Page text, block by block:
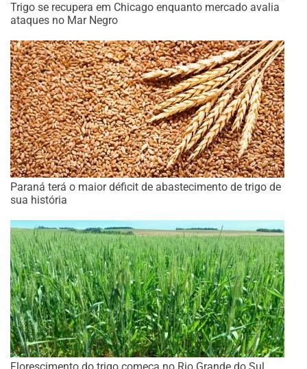
Trigo se recupera em Chicago enquanto mercado avalia
ataques no Mar Negro
Paraná terá o maior déficit de abastecimento de trigo de
sua história